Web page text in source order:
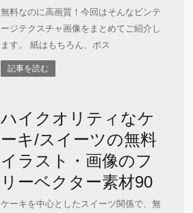
無料なのに高画質！今回はそんなビンテ
ージテクスチャ画像をまとめてご紹介し
ます。 紙はもちろん、ポス
記事を読む
ハイクオリティなケ
ーキ/スイーツの無料
イラスト・画像のフ
リーベクター素材90
ケーキを中心としたスイーツ関係で、無